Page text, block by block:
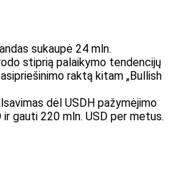
sukaupė 24 mln.
stiprią palaikymo tendencijų
raktą kitam „Bullish
dėl USDH pažymėjimo
gauti 220 mln. USD per metus.